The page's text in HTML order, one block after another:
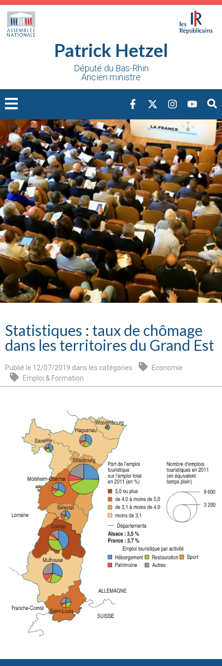
Patrick Hetzel
Député du Bas-Rhin
Ancien ministre
Statistiques : taux de chômage
dans les territoires du Grand Est
Publié le 12/07/2019 dans les catégories
Economie
Emploi & Formation
Cookies management panel